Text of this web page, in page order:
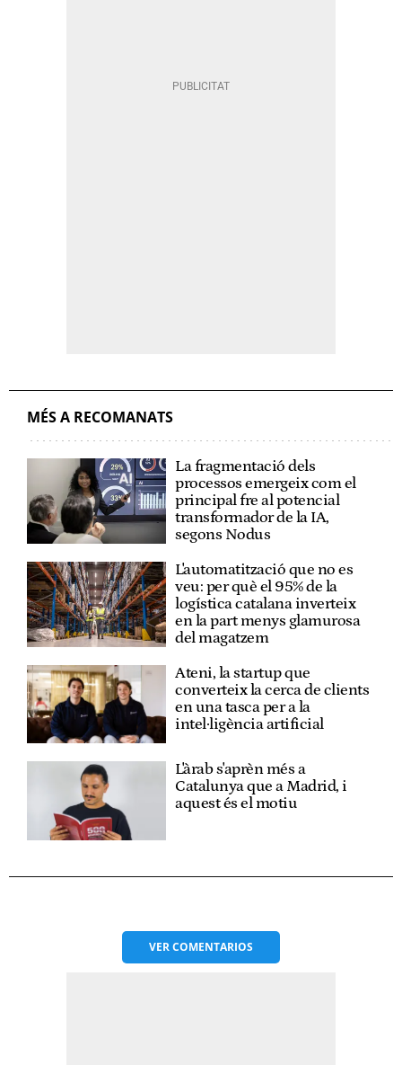
MÉS A RECOMANATS
La fragmentació dels
processos emergeix com el
principal fre al potencial
transformador de la IA,
segons Nodus
L'automatització que no es
veu: per què el 95% de la
logística catalana inverteix
en la part menys glamurosa
del magatzem
Ateni, la startup que
converteix la cerca de clients
en una tasca per a la
intel·ligència artificial
L'àrab s'aprèn més a
Catalunya que a Madrid, i
aquest és el motiu
VERCOMENTARIOS